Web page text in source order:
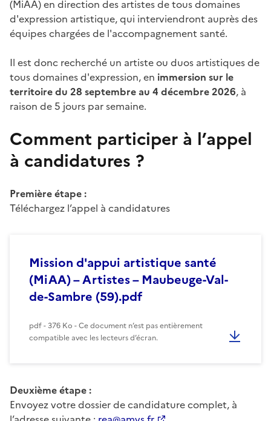
(MiAA) en direction des artistes de tous domaines
d'expression artistique, qui interviendront auprès des
équipes chargées de l'accompagnement santé.
Il est donc recherché un artiste ou duos artistiques de
tous domaines d'expression, en immersion sur le
territoire du 28 septembre au 4 décembre 2026, à
raison de 5 jours par semaine.
Comment participer à l’appel
à candidatures ?
Première étape :
Téléchargez l’appel à candidatures
Mission d'appui artistique santé
(MiAA) – Artistes – Maubeuge-Val-
de-Sambre (59).pdf
pdf - 376 Ko - Ce document n’est pas entièrement
compatible avec les lecteurs d’écran.
Deuxième étape :
Envoyez votre dossier de candidature complet, à